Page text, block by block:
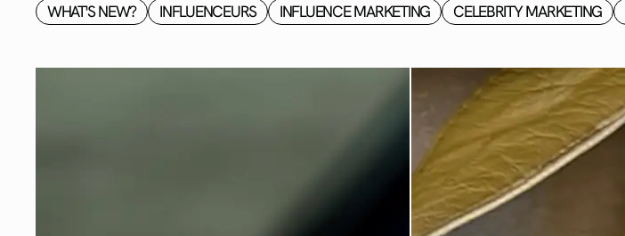
WHAT'S NEW? INFLUENCEURS INFLUENCE MARKETING CELEBRITY MARKETING